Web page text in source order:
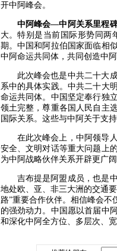
开中阿峰会。
中阿峰会—中阿关系里程
大。特别是当前国际形势同两
期。中国和阿拉伯国家面临相
中阿命运共同体，共同创造中
此次峰会也是中共二十大
系中的具体实践。中共二十大
命运共同体。中国坚定奉行独
领土完整，尊重各国人民自主
国际关系。这些与中阿关于支
在此次峰会上，中阿领导
安全、文明对话等重大问题上
为中阿战略伙伴关系开辟更广阔
吉布提是阿盟成员，也是
地处欧、亚、非三大洲的交通
路”重要合作伙伴。相信峰会
的强劲动力。中国愿以首届中
和深化中阿全方位、多层次、